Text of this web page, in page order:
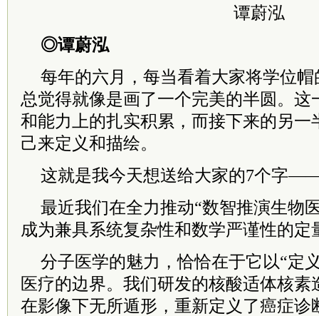
谭蔚泓
◎谭蔚泓
每年的六月，每当看着大家将学位
总觉得就像是画了一个完美的半圆。这
和能力上的扎实积累，而接下来的另一
己来定义和描绘。
这就是我今天想送给大家的7个字
最近我们在全力推动“数智推演生物
成为兼具系统复杂性和数学严谨性的定
分子医学的魅力，恰恰在于它以“定
医疗的边界。我们研发的核酸适体核素
在影像下无所遁形，重新定义了癌症诊